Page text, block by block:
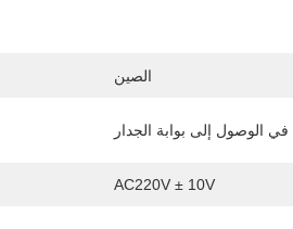
الصين
في الوصول إلى بوابة الجدار
AC220V ± 10V